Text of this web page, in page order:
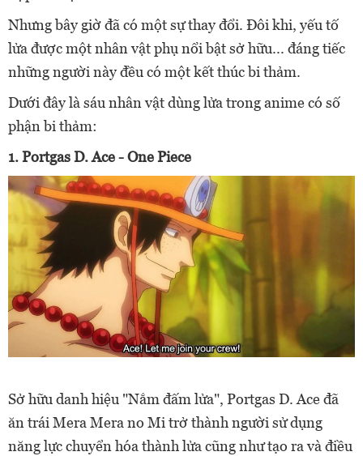
Nhưng bây giờ đã có một sự thay đổi. Đôi khi, yếu tố
lửa được một nhân vật phụ nổi bật sở hữu... đáng tiếc
những người này đều có một kết thúc bi thảm.
Dưới đây là sáu nhân vật dùng lửa trong anime có số
phận bi thảm:
1. Portgas D. Ace - One Piece
Sở hữu danh hiệu "Nắm đấm lửa", Portgas D. Ace đã
ăn trái Mera Mera no Mi trở thành người sử dụng
năng lực chuyển hóa thành lửa cũng như tạo ra và điều